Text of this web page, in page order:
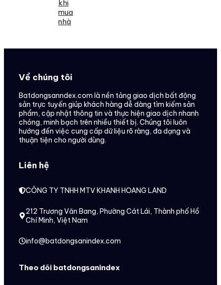
khi
mua
nhà
Về chúng tôi
Batdongsanndex.com là nền tảng giao dịch bất động
sản trực tuyến giúp khách hàng dễ dàng tìm kiếm sản
phẩm, cập nhật thông tin và thực hiện giao dịch nhanh
chóng, minh bạch trên nhiều thiết bị. Chúng tôi luôn
hướng đến việc cung cấp dữ liệu rõ ràng, đa dạng và
thuận tiện cho người dùng.
Liên hệ
CÔNG TY TNHH MTV KHANH HOANG LAND
212 Trương Văn Bang, Phường Cát Lái, Thành phố Hồ
Chí Minh, Việt Nam
info@batdongsanindex.com
Theo dõi batdongsanindex